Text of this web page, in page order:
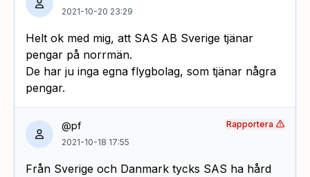
2021-10-20 23:29
Helt ok med mig, att SAS AB Sverige tjänar
pengar på norrmän.
De har ju inga egna flygbolag, som tjänar några
pengar.
@pf
2021-10-18 17:55
Från Sverige och Danmark tycks SAS ha hård
Rapportera